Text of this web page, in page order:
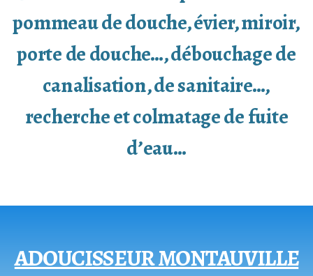
pommeau de douche, évier, miroir,
porte de douche…, débouchage de
canalisation, de sanitaire…,
recherche et colmatage de fuite
d’eau…
ADOUCISSEUR MONTAUVILLE